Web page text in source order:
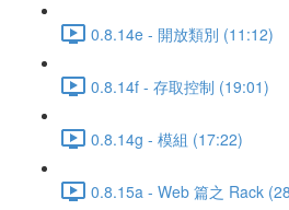
0.8.14e - 開放類別 (11:12)
0.8.14f - 存取控制 (19:01)
0.8.14g - 模組 (17:22)
0.8.15a - Web 篇之 Rack